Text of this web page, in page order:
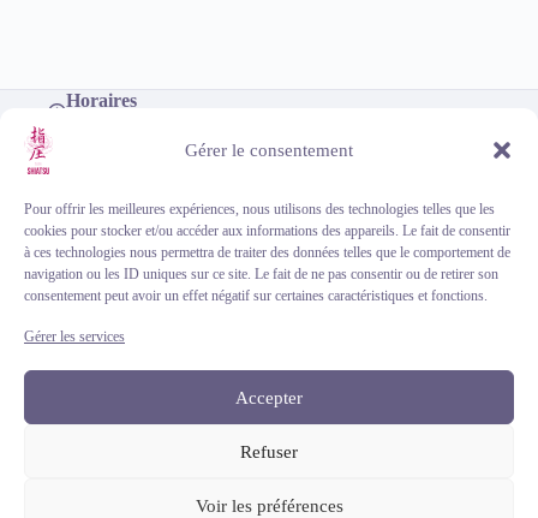
Gérer le consentement
Pour offrir les meilleures expériences, nous utilisons des technologies telles que les
cookies pour stocker et/ou accéder aux informations des appareils. Le fait de consentir
à ces technologies nous permettra de traiter des données telles que le comportement de
navigation ou les ID uniques sur ce site. Le fait de ne pas consentir ou de retirer son
consentement peut avoir un effet négatif sur certaines caractéristiques et fonctions.
Gérer les services
Accepter
Refuser
Voir les préférences
Horaires
Centre de soins d'Eysines
101 avenue du Taillan, 33320 Eysines
Mentions légales
Politique de confidentialité
Politique de cookies
© 2018-2026 Torii Shiatsu. Ces techniques ne doivent en